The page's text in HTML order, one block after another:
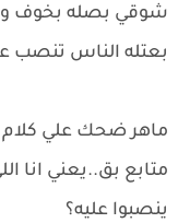
شوقي بصله بخوف
بعتله الناس تنصب
ماهر ضحك علي كلام
متابع بق..يعني انا
ينصبوا عليه؟